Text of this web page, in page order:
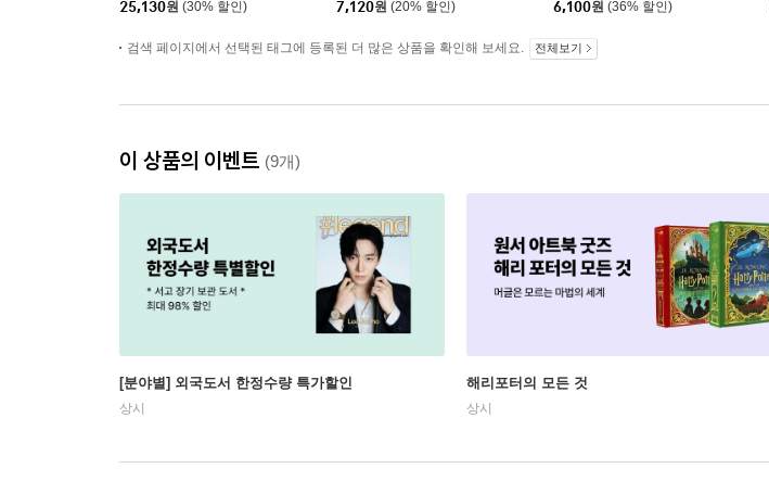
25,130원 (30% 할인)
7,120원 (20% 할인)
6,100원 (36% 할인)
검색 페이지에서 선택된 태그에 등록된 더 많은 상품을 확인해 보세요. 전체보기
이 상품의 이벤트 (9개)
[분야별] 외국도서 한정수량 특가할인
상시
해리포터의 모든 것
상시